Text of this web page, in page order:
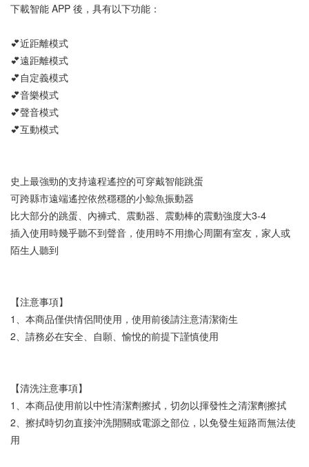
下載智能 APP 後，具有以下功能：
💕近距離模式
💕遠距離模式
💕自定義模式
💕音樂模式
💕聲音模式
💕互動模式
史上最強勁的支持遠程遙控的可穿戴智能跳蛋
可跨縣市遠端遙控依然穩穩的小鯨魚振動器
比大部分的跳蛋、內褲式、震動器、震動棒的震動強度大3-4
插入使用時幾乎聽不到聲音，使用時不用擔心周圍有室友，家人或
陌生人聽到
【注意事項】
1、本商品僅供情侶間使用，使用前後請注意清潔衛生
2、請務必在安全、自願、愉悅的前提下謹慎使用
【清洗注意事項】
1、本商品使用前以中性清潔劑擦拭，切勿以揮發性之清潔劑擦拭
2、擦拭時切勿直接沖洗開關或電源之部位，以免發生短路而無法使
用